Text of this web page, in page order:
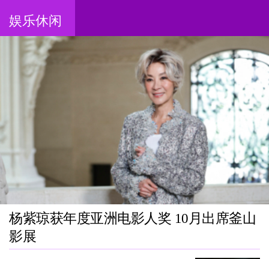
娱乐休闲
杨紫琼获年度亚洲电影人奖 10月出席釜山
影展